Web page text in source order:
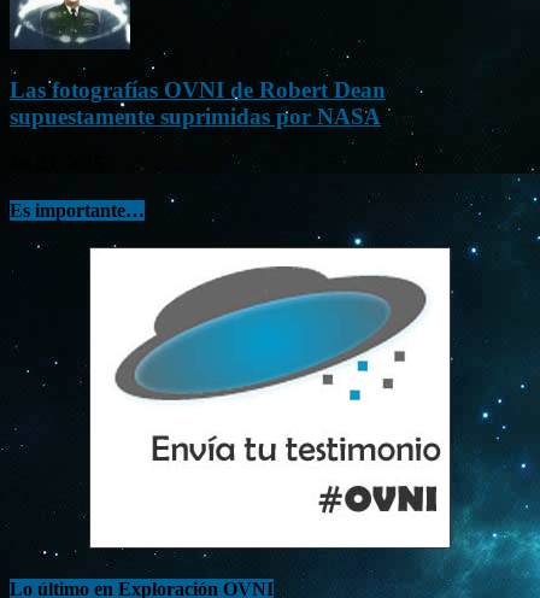
Las fotografías OVNI de Robert Dean
supuestamente suprimidas por NASA
Es importante…
Lo último en Exploración OVNI